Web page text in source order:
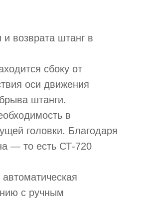
возврата штанг в
сбоку от
оси движения
штанги.
в
головки. Благодаря
— то есть СТ‑720
с ручным